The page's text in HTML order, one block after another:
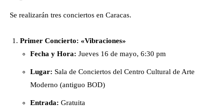
Se realizarán tres conciertos en Caracas.
Primer Concierto: «Vibraciones»
Fecha y Hora: Jueves 16 de mayo, 6:30 pm
Lugar: Sala de Conciertos del Centro Cultural de Arte
Moderno (antiguo BOD)
Entrada: Gratuita